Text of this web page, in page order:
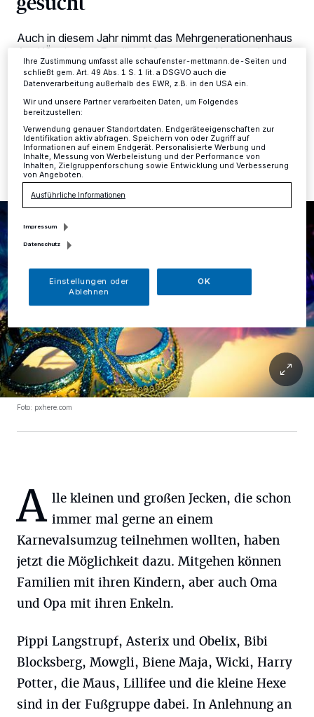
Auch in diesem Jahr nimmt das Mehrgenerationenhaus
Am KÖ mit einer Familienfußgruppe am Karnevalszug
teil, der am Samstag, 22. Februar, ab 14.11 Uhr durch
die Innenstadt zieht.
19.02.2020 , 14:38 Uhr Eine Minute Lesezeit
Foto: pxhere.com
A lle kleinen und großen Jecken, die schon
immer mal gerne an einem
Karnevalsumzug teilnehmen wollten, haben
jetzt die Möglichkeit dazu. Mitgehen können
Familien mit ihren Kindern, aber auch Oma
und Opa mit ihren Enkeln.
Pippi Langstrupf, Asterix und Obelix, Bibi
Blocksberg, Mowgli, Biene Maja, Wicki, Harry
Potter, die Maus, Lillifee und die kleine Hexe
sind in der Fußgruppe dabei. In Anlehnung an
ändern oder Ihre Einwilligung zu widerrufen, indem Sie auf den Link
Ihre Einstellungen gelten innerhalb unseres Website. Weitere
Informationen finden Sie in unserer Datenschutzerklärung.
Ihre Zustimmung umfasst alle schaufenster-mettmann.de-Seiten und
schließt gem. Art. 49 Abs. 1 S. 1 lit. a DSGVO auch die
Datenverarbeitung außerhalb des EWR, z.B. in den USA ein.
Wir und unsere Partner verarbeiten Daten, um Folgendes
bereitzustellen:
Verwendung genauer Standortdaten. Endgeräteeigenschaften zur
Identifikation aktiv abfragen. Speichern von oder Zugriff auf
Informationen auf einem Endgerät. Personalisierte Werbung und
Inhalte, Messung von Werbeleistung und der Performance von
Inhalten, Zielgruppenforschung sowie Entwicklung und Verbesserung
von Angeboten.
Ausführliche Informationen
Impressum
Datenschutz
Einstellungen oder
Ablehnen
OK